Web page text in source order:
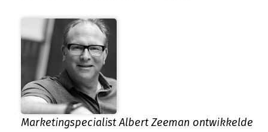
Marketingspecialist Albert Zeeman ontwikkelde